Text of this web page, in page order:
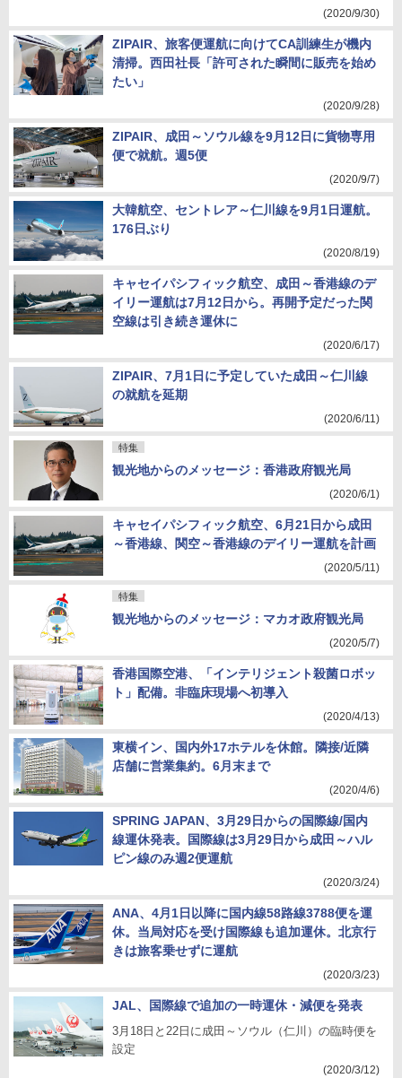
(2020/9/30)
ZIPAIR、旅客便運航に向けてCA訓練生が機内
清掃。西田社長「許可された瞬間に販売を始め
たい」
(2020/9/28)
ZIPAIR、成田～ソウル線を9月12日に貨物専用
便で就航。週5便
(2020/9/7)
大韓航空、セントレア～仁川線を9月1日運航。
176日ぶり
(2020/8/19)
キャセイパシフィック航空、成田～香港線のデ
イリー運航は7月12日から。再開予定だった関
空線は引き続き運休に
(2020/6/17)
ZIPAIR、7月1日に予定していた成田～仁川線
の就航を延期
(2020/6/11)
特集
観光地からのメッセージ：香港政府観光局
(2020/6/1)
キャセイパシフィック航空、6月21日から成田
～香港線、関空～香港線のデイリー運航を計画
(2020/5/11)
特集
観光地からのメッセージ：マカオ政府観光局
(2020/5/7)
香港国際空港、「インテリジェント殺菌ロボッ
ト」配備。非臨床現場へ初導入
(2020/4/13)
東横イン、国内外17ホテルを休館。隣接/近隣
店舗に営業集約。6月末まで
(2020/4/6)
SPRING JAPAN、3月29日からの国際線/国内
線運休発表。国際線は3月29日から成田～ハル
ピン線のみ週2便運航
(2020/3/24)
ANA、4月1日以降に国内線58路線3788便を運
休。当局対応を受け国際線も追加運休。北京行
きは旅客乗せずに運航
(2020/3/23)
JAL、国際線で追加の一時運休・減便を発表
3月18日と22日に成田～ソウル（仁川）の臨時便を
設定
(2020/3/12)